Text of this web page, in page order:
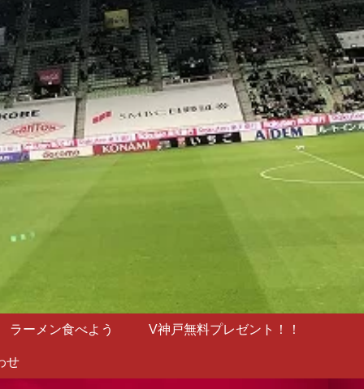
ラーメン食べよう V神戸無料プレゼント！！
せ